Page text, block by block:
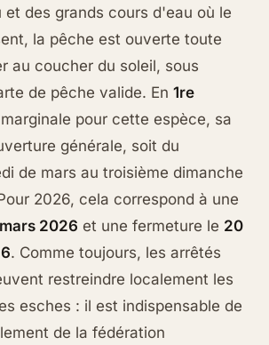
et des grands cours d'eau où le
la pêche est ouverte toute
au coucher du soleil, sous
de pêche valide. En 1re
pour cette espèce, sa
générale, soit du
de mars au troisième dimanche
2026, cela correspond à une
2026 et une fermeture le 20
. Comme toujours, les arrêtés
restreindre localement les
esches : il est indispensable de
de la fédération